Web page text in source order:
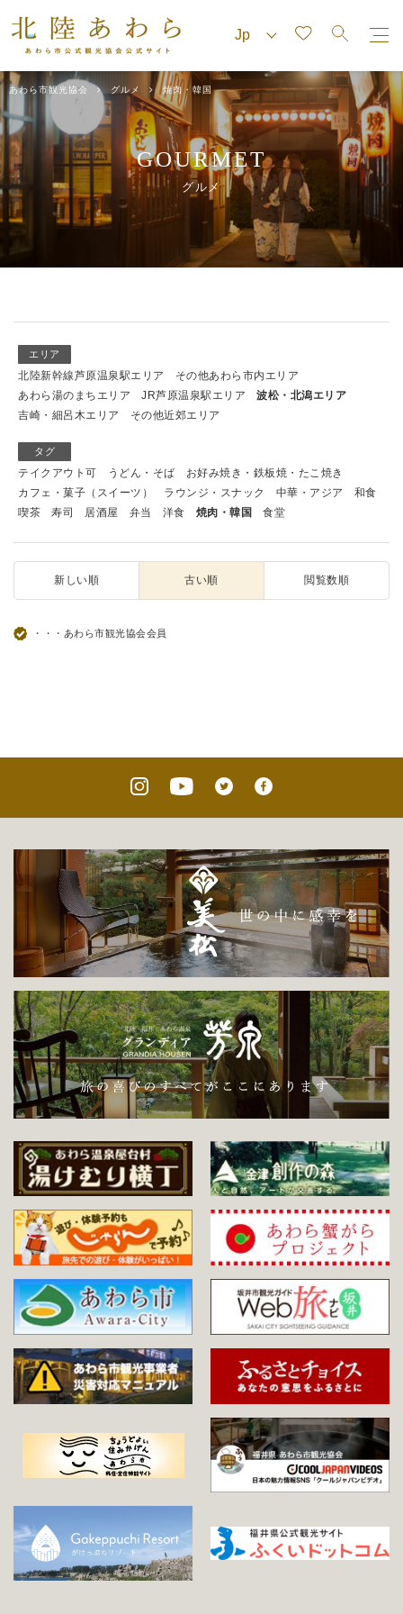
あわら市観光協会 グルメ 焼肉・韓国
GOURMET
グルメ
エリア
北陸新幹線芦原温泉駅エリア
その他あわら市内エリア
あわら湯のまちエリア
JR芦原温泉駅エリア
波松・北潟エリア
吉崎・細呂木エリア
その他近郊エリア
タグ
テイクアウト可 うどん・そば
お好み焼き・鉄板焼・たこ焼き
カフェ・菓子（スイーツ）
ラウンジ・スナック 中華・アジア
和食
喫茶
寿司 居酒屋 弁当 洋食 焼肉・韓国 食堂
新しい順 古い順 閲覧数順
・・・あわら市観光協会会員